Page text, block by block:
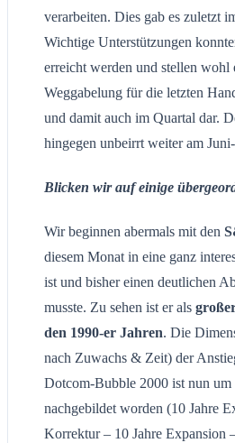
verarbeiten. Dies gab es zuletzt
Wichtige Unterstützungen
erreicht werden und stellen wohl
Weggabelung für die letzten
und damit auch im Quartal dar.
hingegen unbeirrt weiter am
Blicken wir auf einige
Wir beginnen abermals mit den
diesem Monat in eine ganz
ist und bisher einen deutlichen
musste. Zu sehen ist er als
den 1990-er Jahren. Die
nach Zuwachs & Zeit) der
Dotcom-Bubble 2000 ist nun um
nachgebildet worden (10 Jahre
Korrektur – 10 Jahre Expansion